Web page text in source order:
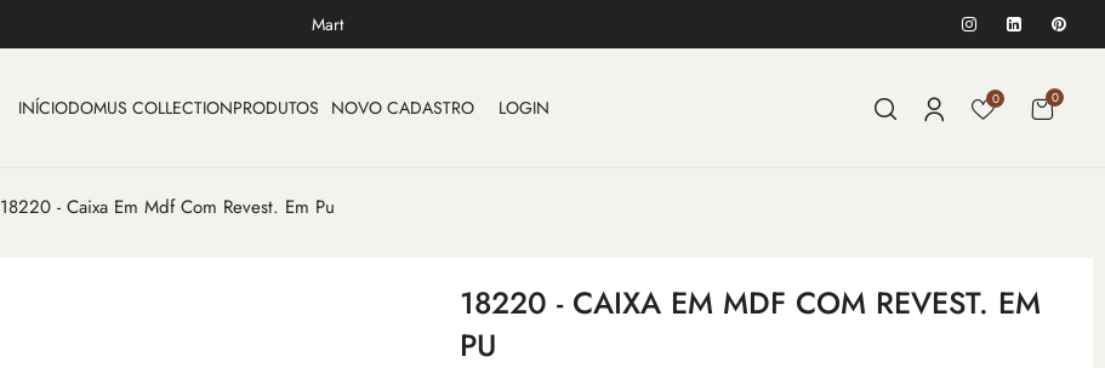
Mart
INÍCIODOMUS COLLECTIONPRODUTOS NOVO CADASTRO LOGIN 0 0
18220 - Caixa Em Mdf Com Revest. Em Pu
18220 - CAIXA EM MDF COM REVEST. EM
PU